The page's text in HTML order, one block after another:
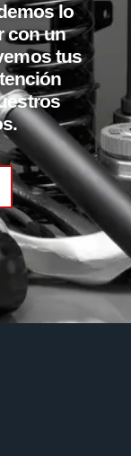
lo
con un
tus